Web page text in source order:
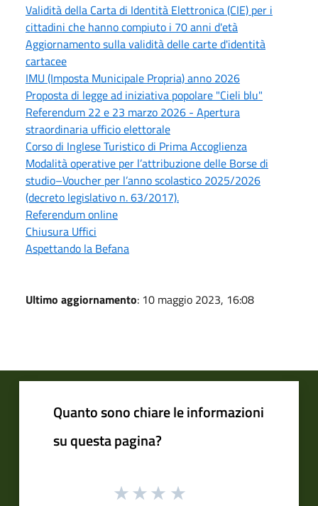
Validità della Carta di Identità Elettronica (CIE) per i
cittadini che hanno compiuto i 70 anni d'età
Aggiornamento sulla validità delle carte d'identità
cartacee
IMU (Imposta Municipale Propria) anno 2026
Proposta di legge ad iniziativa popolare "Cieli blu"
Referendum 22 e 23 marzo 2026 - Apertura
straordinaria ufficio elettorale
Corso di Inglese Turistico di Prima Accoglienza
Modalità operative per l’attribuzione delle Borse di
studio–Voucher per l’anno scolastico 2025/2026
(decreto legislativo n. 63/2017).
Referendum online
Chiusura Uffici
Aspettando la Befana
Ultimo aggiornamento: 10 maggio 2023, 16:08
Quanto sono chiare le informazioni
su questa pagina?